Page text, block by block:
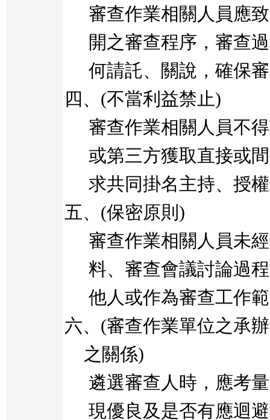
審查作業相關人員應
開之審查程序，審查
何請託、關說，確保
四、 (不當利益禁止)
審查作業相關人員不
或第三方獲取直接或
求共同掛名主持、授
五、 (保密原則 )
審查作業相關人員未
料、審查會議討論過
他人或作為審查工作
六、 (審查作業單位之承
之關係)
遴選審查人時，應考
現優良及是否有應迴